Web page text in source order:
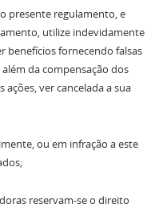
presente regulamento, e
utilize indevidamente
benefícios fornecendo falsas
da compensação dos
ações, ver cancelada a sua
ou em infração a este
reservam-se o direito